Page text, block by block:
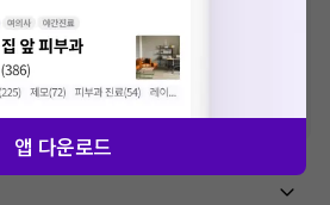
접 문의해주세요.
험심사평가원에 고지되어 있는 급여 진료 기준 가
적인 비용이 추가되어, 병원마다 금액이 다르게
다.)
함
앱 다운로드